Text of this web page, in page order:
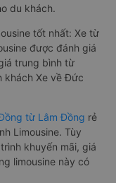
du khách.
tốt nhất: Xe từ
được đánh giá
trung bình từ
khách Xe về Đức
từ Lâm Đồng rẻ
Limousine. Tùy
khuyến mãi, giá
limousine này có